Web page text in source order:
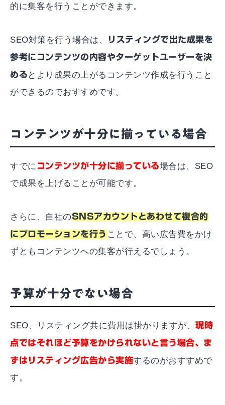
的に集客を行うことができます。
SEO対策を行う場合は、 リスティングで出た成果を
参考にコンテンツの内容やターゲットユーザーを決
める とより成果の上がるコンテンツ作成を行うこと
ができるのでおすすめです。
コンテンツが十分に揃っている場合
すでに コンテンツが十分に揃っている場合は、SEO
で成果を上げることが可能です。
さらに、自社のSNSアカウントとあわせて複合的
にプロモーションを行う ことで、高い広告費をかけ
ずともコンテンツへの集客が行えるでしょう。
予算が十分でない場合
SEO、リスティング共に費用は掛かりますが、現時
点ではそれほど予算をかけられないと言う場合、ま
ずはリスティング広告から実施するのがおすすめで
す。